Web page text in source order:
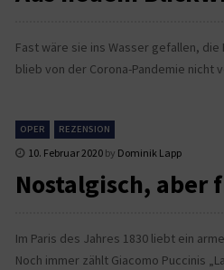
Fast wäre sie ins Wasser gefallen, die
blieb von der Corona-Pandemie nicht
OPER REZENSION
10. Februar 2020 by Dominik Lapp
Nostalgisch, aber
Im Paris des Jahres 1830 liebt ein
Noch immer zählt Giacomo Puccinis